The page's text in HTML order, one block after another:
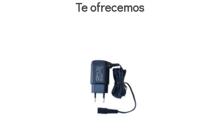
Te ofrecemos